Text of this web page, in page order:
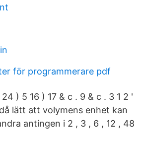
för programmerare pdf
) 5 16 ) 17 & c . 9 & c . 3 1 2 '
lätt att volymens enhet kan
antingen i 2 , 3 , 6 , 12 , 48